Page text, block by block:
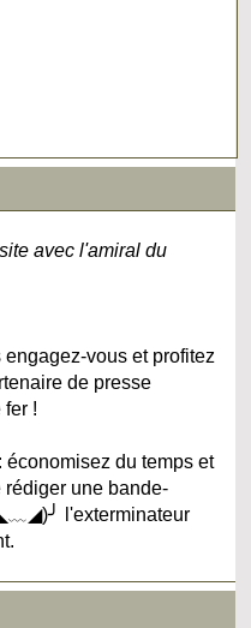
avec l'amiral du
vous et profitez
de presse
!
: économisez du temps et
une bande-
l'exterminateur